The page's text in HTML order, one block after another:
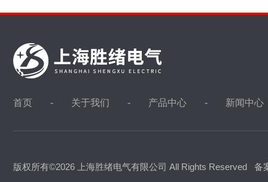
首页 关于我们 产品中心 新闻中心
版权所有©2026 上海胜绪电气有限公司 All Rights Reserved 备